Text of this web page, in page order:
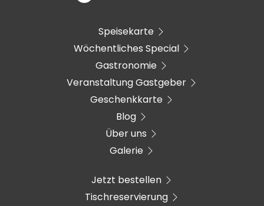
Speisekarte
Wöchentliches Special
Gastronomie
Veranstaltung Gastgeber
Geschenkkarte
Blog
Über uns
Galerie
Jetzt bestellen
Tischreservierung